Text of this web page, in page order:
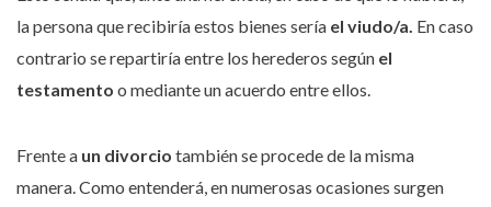
la persona que recibiría estos bienes sería el viudo/a. En caso
contrario se repartiría entre los herederos según el
testamento o mediante un acuerdo entre ellos.
Frente a un divorcio también se procede de la misma
manera. Como entenderá, en numerosas ocasiones surgen